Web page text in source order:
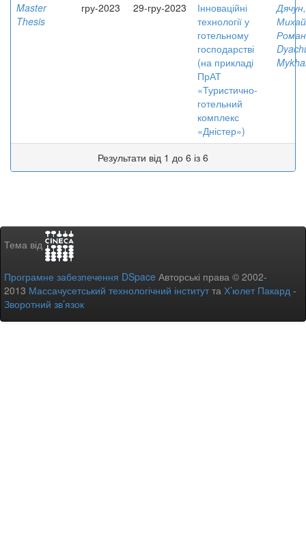
Master
Thesis
гру-2023 29-гру-2023
Інноваційні
технології у
готельному
господарстві
(на прикладі
ПрАТ
«Туристично-
готельний
комплекс
«Дністер»)
Дячун,
Результати від 1 до 6 із 6
Тема від
Програмне забезпечення DSpace Авторські права © 2002-
2013 Массачусетський технологічний інститутта Х’юлет Пакард -
Зворотний зв’язок